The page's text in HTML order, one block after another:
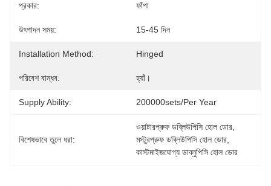
প্রকার: ফাঁপা
উৎপাদন সময়: 15-45 দিন
Installation Method: Hinged
পরিবেশ বান্ধব: হ্যাঁ।
Supply Ability: 200000sets/per Year
বিশেষভাবে তুলে ধরা:
ওয়াটারপ্রুফ ডব্লিউপিসি হোল ডোর
মস্টুরপ্রুফ ডব্লিউপিসি হোল ডোর
কাস্টমাইজযোগ্য ডাব্লুপিসি হোল ডোর